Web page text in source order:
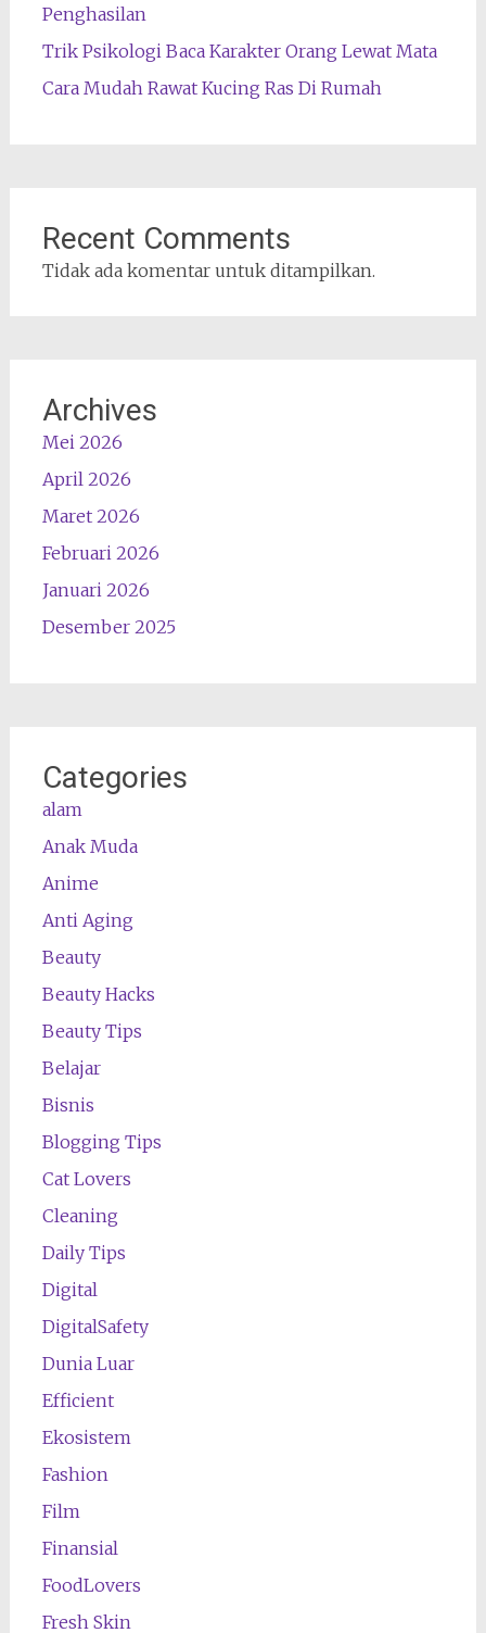
Penghasilan
Trik Psikologi Baca Karakter Orang Lewat Mata
Cara Mudah Rawat Kucing Ras Di Rumah
Recent Comments
Tidak ada komentar untuk ditampilkan.
Archives
Mei 2026
April 2026
Maret 2026
Februari 2026
Januari 2026
Desember 2025
Categories
alam
Anak Muda
Anime
Anti Aging
Beauty
Beauty Hacks
Beauty Tips
Belajar
Bisnis
Blogging Tips
Cat Lovers
Cleaning
Daily Tips
Digital
DigitalSafety
Dunia Luar
Efficient
Ekosistem
Fashion
Film
Finansial
FoodLovers
Fresh Skin